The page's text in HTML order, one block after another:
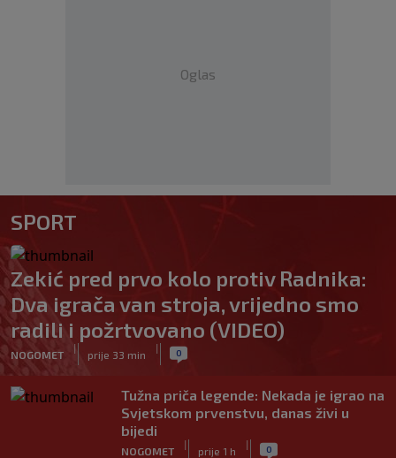
Oglas
SPORT
Zekić pred prvo kolo protiv Radnika:
Dva igrača van stroja, vrijedno smo
radili i požrtvovano (VIDEO)
NOGOMET
|
prije 33 min
| 0
Tužna priča legende: Nekada je igrao na
Svjetskom prvenstvu, danas živi u
bijedi
NOGOMET
|
prije 1 h
| 0